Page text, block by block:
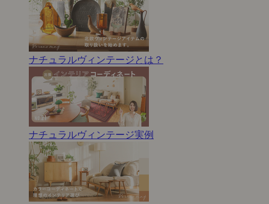
ナチュラルヴィンテージとは？
ナチュラルヴィンテージ実例